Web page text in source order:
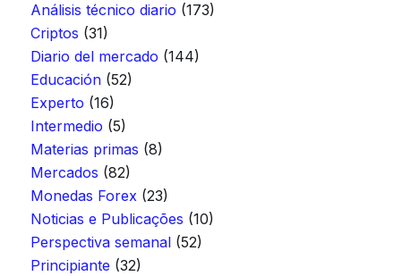
Análisis técnico diario (173)
Criptos (31)
Diario del mercado (144)
Educación (52)
Experto (16)
Intermedio (5)
Materias primas (8)
Mercados (82)
Monedas Forex (23)
Noticias e Publicações (10)
Perspectiva semanal (52)
Principiante (32)